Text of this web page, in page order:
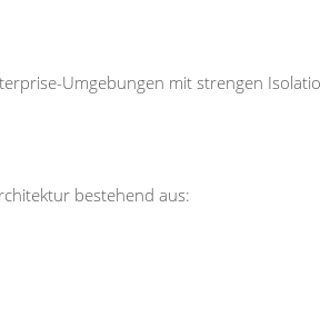
Umgebungen mit strengen
bestehend aus: